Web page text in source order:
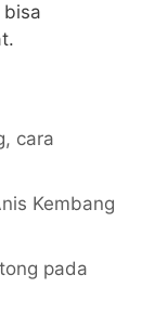
bisa
, cara
Kembang
pada